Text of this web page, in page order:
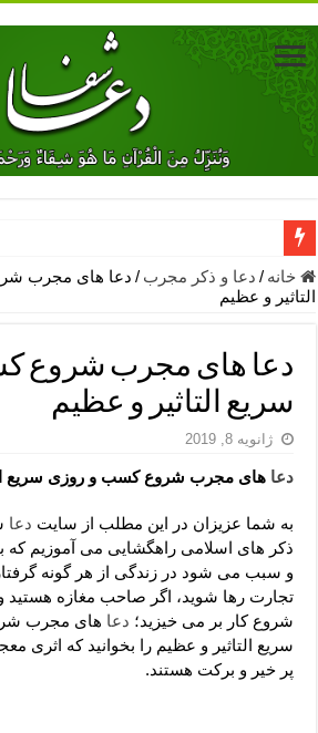
دعای جلب محبت فوری معشوق – دعای
دعای مشکل گشا برای رفع فقر – ذکرهای
معجزات دعای یا من اظهر الجمیل – دعای
مهم ترین اذکار الهی و فضیلت آن ها –
دعا برای ترس بچه ها در خواب – دعای ترس
لا حول ولا قوة الا بالله برای چشم زخم –
دعای قوی رفع ترس – دعای مجرب برای
دعا برای پولدار شدن در یک روز – دعای
خانه / دعا و ذکر مجرب / دعا های مجرب
التاثیر و عظیم
دعا های مجرب شروع
سریع التاثیر و عظیم
ژانویه 8, 2019
دعا های مجرب شروع کسب و روزی سریع
به شما عزیزان در این مطلب از سایت دعا
ذکر های اسلامی راهگشایی می آموزیم که
و سبب می شود در زندگی از هر گونه
تجارت رها شوید، اگر صاحب مغازه هستید
شروع کار بر می خیزید؛ دعا های مجرب
سریع التاثیر و عظیم را بخوانید که اثری
پر خیر و برکت هستند.